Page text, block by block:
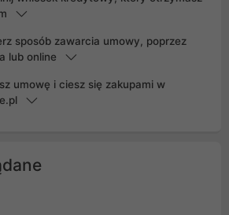
sposób zawarcia umowy, poprzez
lub online
umowę i ciesz się zakupami w